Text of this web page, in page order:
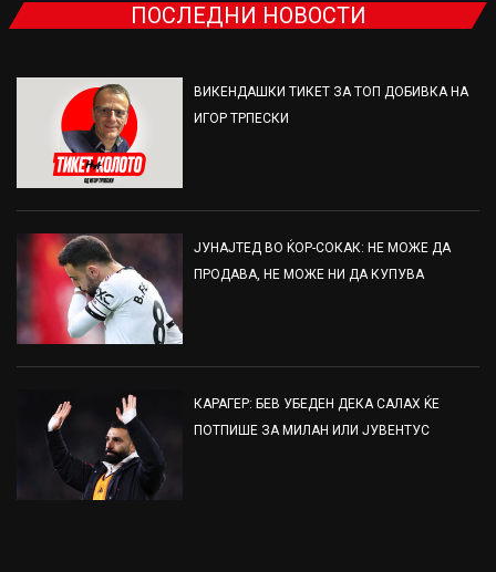
ПОСЛЕДНИ НОВОСТИ
ВИКЕНДАШКИ ТИКЕТ ЗА ТОП ДОБИВКА НА
ИГОР ТРПЕСКИ
ЈУНАЈТЕД ВО ЌОР-СОКАК: НЕ МОЖЕ ДА
ПРОДАВА, НЕ МОЖЕ НИ ДА КУПУВА
КАРАГЕР: БЕВ УБЕДЕН ДЕКА САЛАХ ЌЕ
ПОТПИШЕ ЗА МИЛАН ИЛИ ЈУВЕНТУС